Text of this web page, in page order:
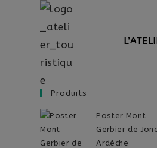
Produits
Poster Mont
Gerbier de
Ardèche